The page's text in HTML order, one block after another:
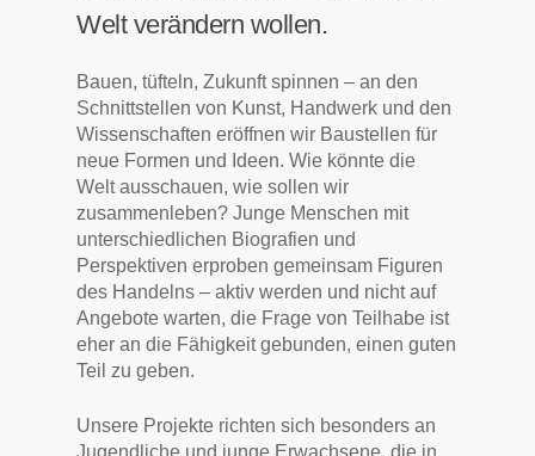
Welt verändern wollen.
Bauen, tüfteln, Zukunft spinnen – an den
Schnittstellen von Kunst, Handwerk und den
Wissenschaften eröffnen wir Baustellen für
neue Formen und Ideen. Wie könnte die
Welt ausschauen, wie sollen wir
zusammenleben? Junge Menschen mit
unterschiedlichen Biografien und
Perspektiven erproben gemeinsam Figuren
des Handelns – aktiv werden und nicht auf
Angebote warten, die Frage von Teilhabe ist
eher an die Fähigkeit gebunden, einen guten
Teil zu geben.
Unsere Projekte richten sich besonders an
Jugendliche und junge Erwachsene, die in